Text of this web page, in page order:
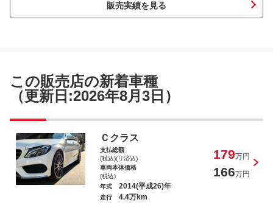
オッティ Ｓ
販売実績を見る
この販売店の新着車種
（更新日:2026年8月3日）
Ｃクラス
支払総額
(税込)(リ済込)
179万円
車両本体価格
(税込)
166万円
年式 2014(平成26)年
走行 4.4万km